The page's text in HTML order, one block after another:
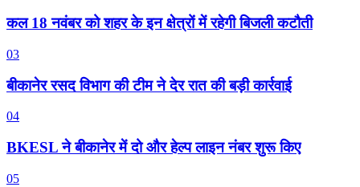
कल 18 नवंबर को शहर के इन क्षेत्रों में रहेगी बिजली कटौती
03
बीकानेर रसद विभाग की टीम ने देर रात की बड़ी कार्रवाई
04
BKESL ने बीकानेर में दो और हेल्प लाइन नंबर शुरू किए
05